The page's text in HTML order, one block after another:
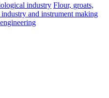
industry Flour, groats,
and instrument making